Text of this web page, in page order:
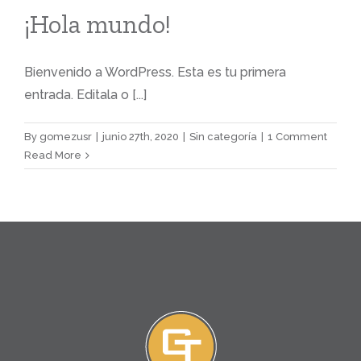
¡Hola mundo!
Bienvenido a WordPress. Esta es tu primera
entrada. Editala o [...]
By gomezusr junio 27th, 2020 Sin categoría
1 Comment
Read More